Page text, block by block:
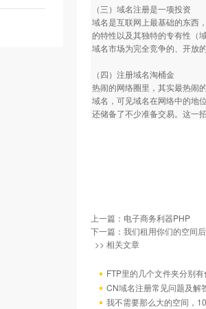
（三）域名注册是一项投资
域名是互联网上最基础的东西
的特性以及其独特的专有性（
域名市场为完全竞争的、开放
（四）注册域名淘桶金
热闹的网络圈里，其实最热闹
域名，可见域名在网络中的地
还储备了不少准备交易。这一
上一篇： 电子商务利器PHP
下一篇： 我们租用你们的空间
>> 相关文章
FTP里的几个文件夹分别
CN域名注册常见问题及解
我不需要那么大的空间，